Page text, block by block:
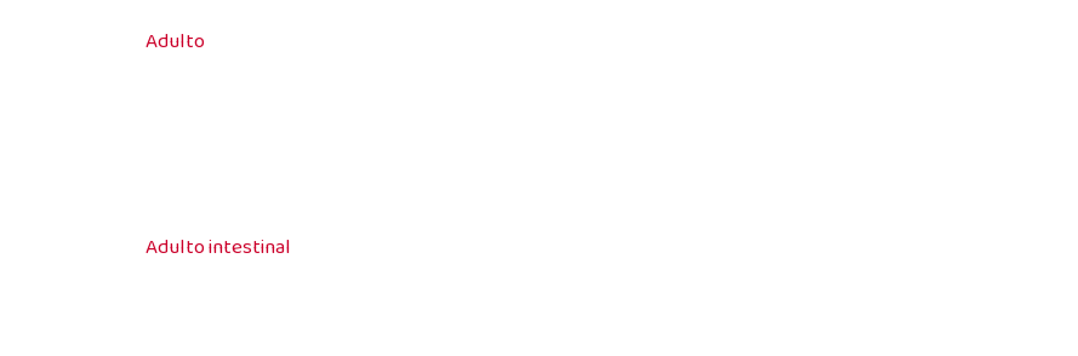
Adulto
Adulto intestinal